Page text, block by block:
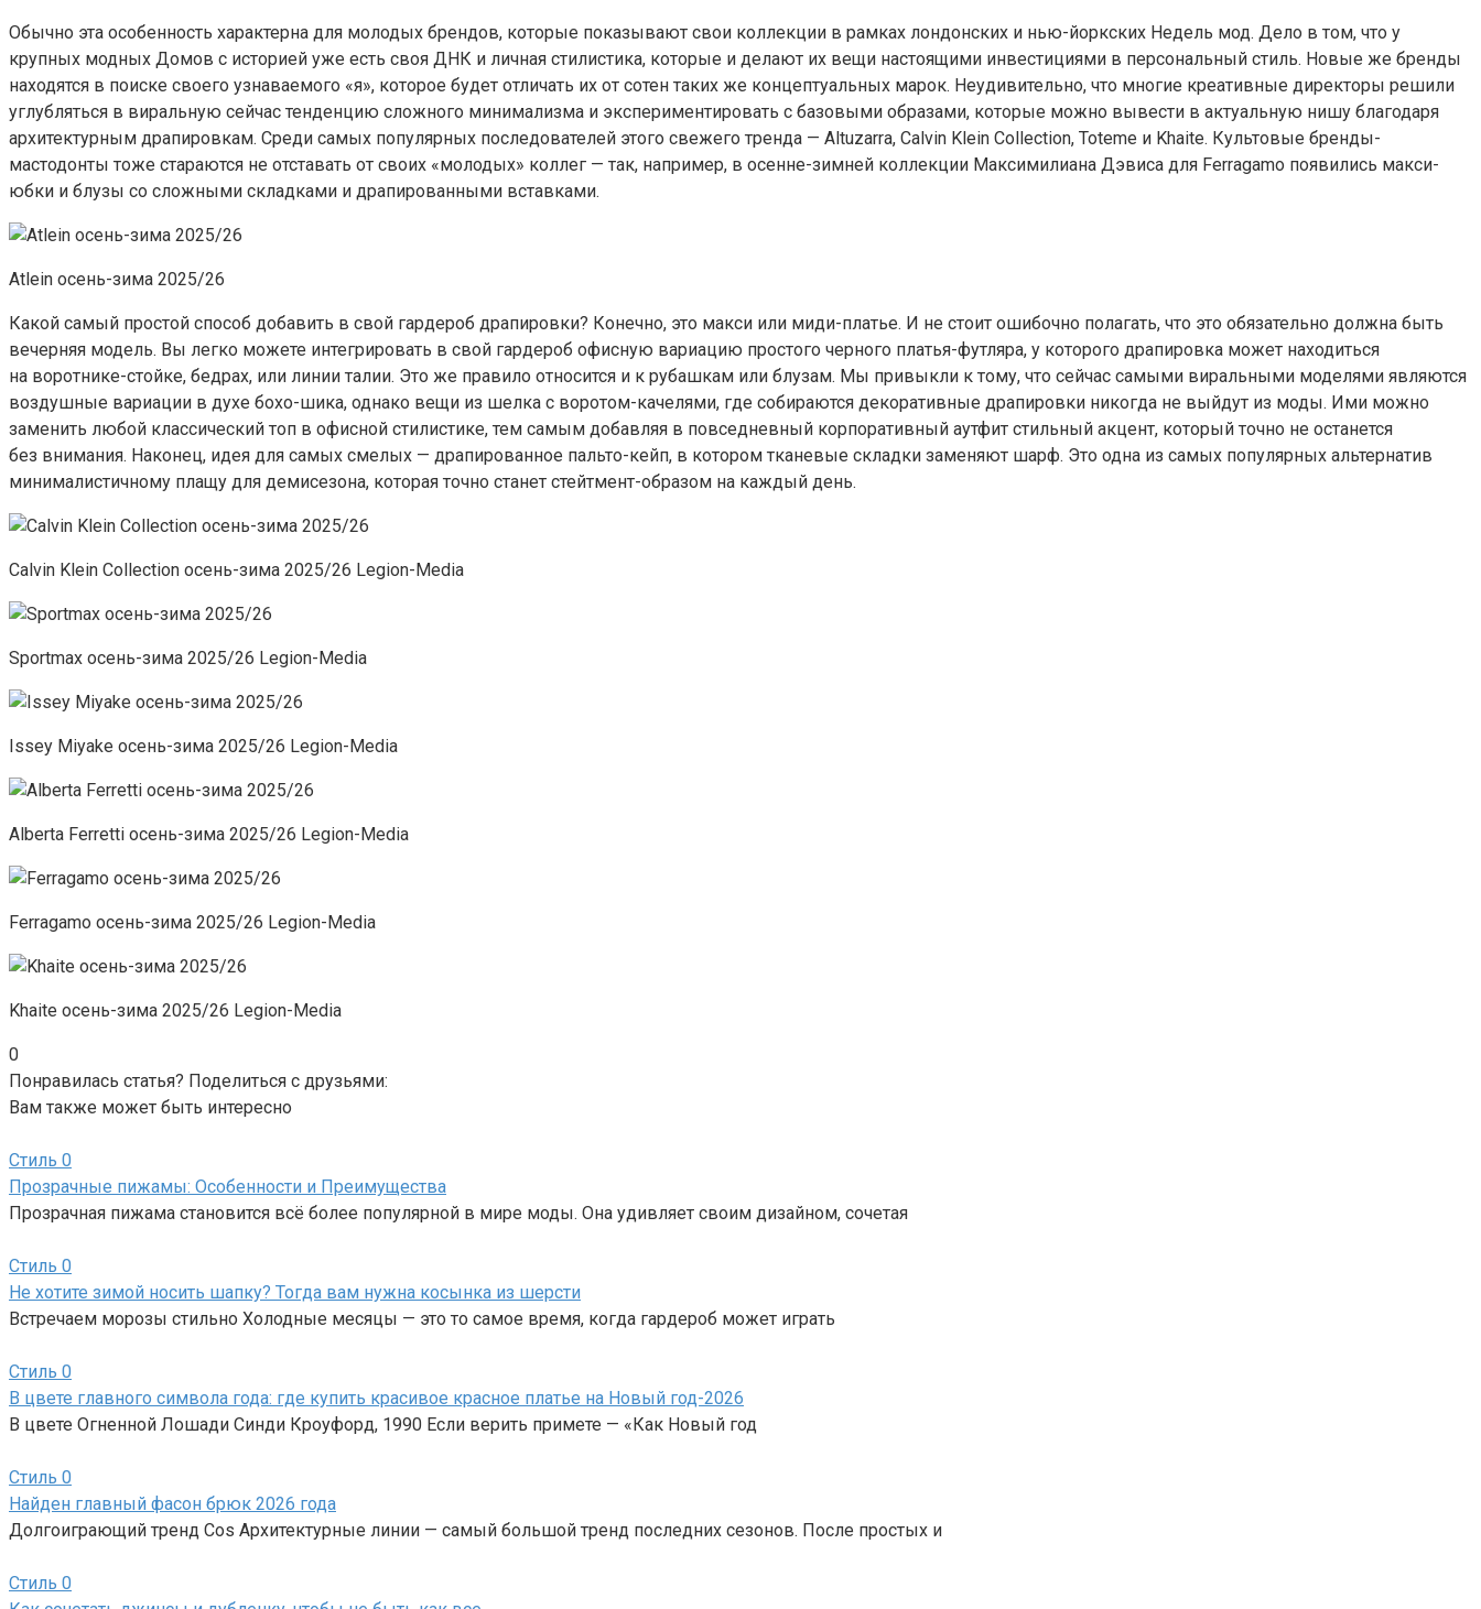
Обычно эта особенность характерна для молодых брендов, которые показывают свои коллекции в рамках лондонских и нью-йоркских Недель мод. Дело в том, что у
крупных модных Домов с историей уже есть своя ДНК и личная стилистика, которые и делают их вещи настоящими инвестициями в персональный стиль. Новые же бренды
находятся в поиске своего узнаваемого «я», которое будет отличать их от сотен таких же концептуальных марок. Неудивительно, что многие креативные директоры решили
углубляться в виральную сейчас тенденцию сложного минимализма и экспериментировать с базовыми образами, которые можно вывести в актуальную нишу благодаря
архитектурным драпировкам. Среди самых популярных последователей этого свежего тренда — Altuzarra, Calvin Klein Collection, Toteme и Khaite. Культовые бренды-
мастодонты тоже стараются не отставать от своих «молодых» коллег — так, например, в осенне-зимней коллекции Максимилиана Дэвиса для Ferragamo появились макси-
юбки и блузы со сложными складками и драпированными вставками.
Atlein осень-зима 2025/26
Какой самый простой способ добавить в свой гардероб драпировки? Конечно, это макси или миди-платье. И не стоит ошибочно полагать, что это обязательно должна быть
вечерняя модель. Вы легко можете интегрировать в свой гардероб офисную вариацию простого черного платья-футляра, у которого драпировка может находиться
на воротнике-стойке, бедрах, или линии талии. Это же правило относится и к рубашкам или блузам. Мы привыкли к тому, что сейчас самыми виральными моделями являются
воздушные вариации в духе бохо-шика, однако вещи из шелка с воротом-качелями, где собираются декоративные драпировки никогда не выйдут из моды. Ими можно
заменить любой классический топ в офисной стилистике, тем самым добавляя в повседневный корпоративный аутфит стильный акцент, который точно не останется
без внимания. Наконец, идея для самых смелых — драпированное пальто-кейп, в котором тканевые складки заменяют шарф. Это одна из самых популярных альтернатив
минималистичному плащу для демисезона, которая точно станет стейтмент-образом на каждый день.
Calvin Klein Collection осень-зима 2025/26 Legion-Media
Sportmax осень-зима 2025/26 Legion-Media
Issey Miyake осень-зима 2025/26 Legion-Media
Alberta Ferretti осень-зима 2025/26 Legion-Media
Ferragamo осень-зима 2025/26 Legion-Media
Khaite осень-зима 2025/26 Legion-Media
0
Понравилась статья? Поделиться с друзьями:
Вам также может быть интересно
Стиль 0
Прозрачные пижамы: Особенности и Преимущества
Прозрачная пижама становится всё более популярной в мире моды. Она удивляет своим дизайном, сочетая
Стиль 0
Не хотите зимой носить шапку? Тогда вам нужна косынка из шерсти
Встречаем морозы стильно Холодные месяцы — это то самое время, когда гардероб может играть
Стиль 0
В цвете главного символа года: где купить красивое красное платье на Новый год-2026
В цвете Огненной Лошади Синди Кроуфорд, 1990 Если верить примете — «Как Новый год
Стиль 0
Найден главный фасон брюк 2026 года
Долгоиграющий тренд Cos Архитектурные линии — самый большой тренд последних сезонов. После простых и
Стиль 0